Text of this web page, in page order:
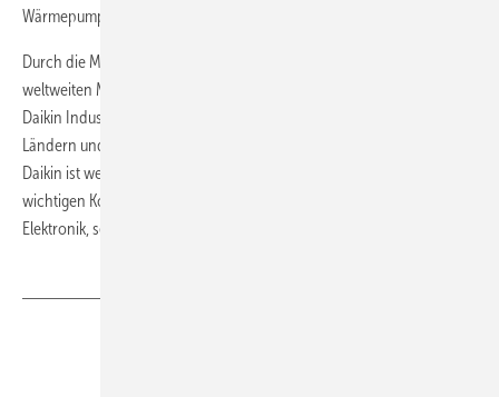
Wärmepumpe in Deutschland auf den Markt gebracht.
Durch die Mitgliedschaft zur Daikin Gruppe ist Rotex Teil des
weltweiten Marktführers für Kälte-, Klima- und Wärmepumpensysteme.
Daikin Industries beschäftigt weltweit über 70.000 Mitarbeiter in 150
Ländern und erzielte 2017/18 einen Umsatz von etwa 17,6 Mrd. Euro.
Daikin ist weltweit der einzige Klimaanlagenhersteller, der alle
wichtigen Komponenten, wie Kältemittel, Kompressoren und
Elektronik, selbst entwickelt und produziert. ■